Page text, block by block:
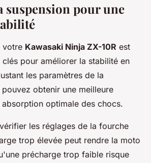
suspension pour une
votre Kawasaki Ninja ZX-10R est
clés pour améliorer la stabilité en
les paramètres de la
obtenir une meilleure
optimale des chocs.
les réglages de la fourche
trop élevée peut rendre la moto
précharge trop faible risque